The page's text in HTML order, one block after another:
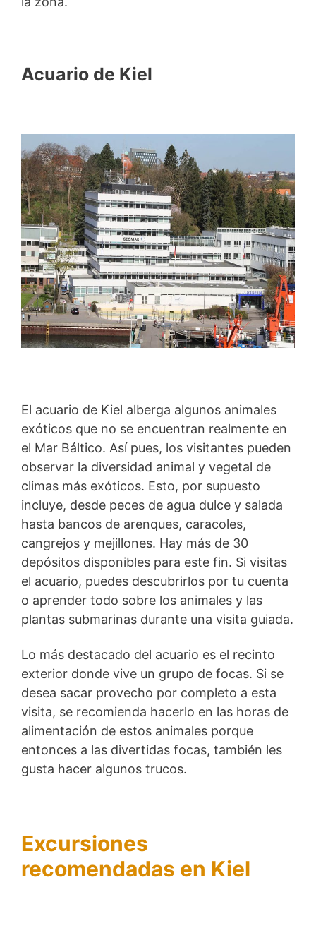
Acuario de Kiel
El acuario de Kiel alberga algunos animales
exóticos que no se encuentran realmente en
el Mar Báltico. Así pues, los visitantes pueden
observar la diversidad animal y vegetal de
climas más exóticos. Esto, por supuesto
incluye, desde peces de agua dulce y salada
hasta bancos de arenques, caracoles,
cangrejos y mejillones. Hay más de 30
depósitos disponibles para este fin. Si visitas
el acuario, puedes descubrirlos por tu cuenta
o aprender todo sobre los animales y las
plantas submarinas durante una visita guiada.
Lo más destacado del acuario es el recinto
exterior donde vive un grupo de focas. Si se
desea sacar provecho por completo a esta
visita, se recomienda hacerlo en las horas de
alimentación de estos animales porque
entonces a las divertidas focas, también les
gusta hacer algunos trucos.
Excursiones
recomendadas en Kiel